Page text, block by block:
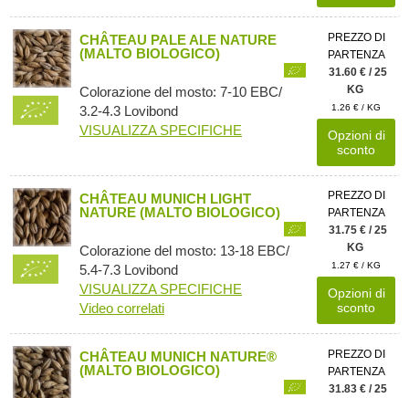
CHÂTEAU PALE ALE NATURE
(MALTO BIOLOGICO)
Colorazione del mosto: 7-10 EBC/
3.2-4.3 Lovibond
VISUALIZZA SPECIFICHE
PREZZO DI
PARTENZA
31.60 € / 25
KG
1.26 € / KG
Opzioni di
sconto
CHÂTEAU MUNICH LIGHT
NATURE (MALTO BIOLOGICO)
Colorazione del mosto: 13-18 EBC/
5.4-7.3 Lovibond
VISUALIZZA SPECIFICHE
Video correlati
PREZZO DI
PARTENZA
31.75 € / 25
KG
1.27 € / KG
Opzioni di
sconto
CHÂTEAU MUNICH NATURE®
(MALTO BIOLOGICO)
PREZZO DI
PARTENZA
31.83 € / 25